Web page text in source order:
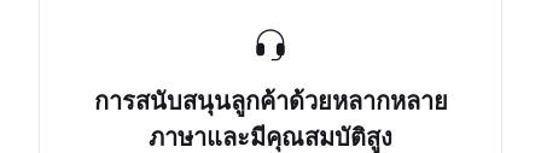
การสนับสนุนลูกค้าด้วยหลากหลาย
ภาษาและมีคุณสมบัติสูง